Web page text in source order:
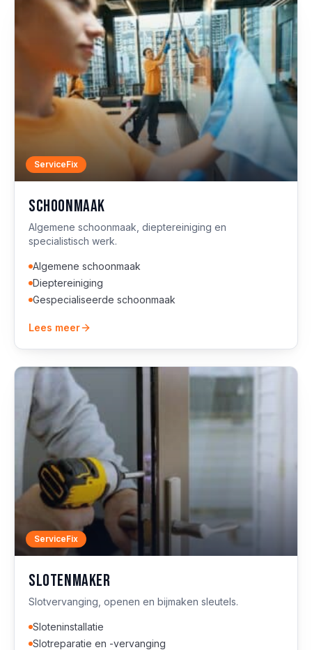
ServiceFix
Schoonmaak
Algemene schoonmaak, dieptereiniging en
specialistisch werk.
Algemene schoonmaak
Dieptereiniging
Gespecialiseerde schoonmaak
Lees meer
ServiceFix
Slotenmaker
Slotvervanging, openen en bijmaken sleutels.
Sloteninstallatie
Slotreparatie en -vervanging